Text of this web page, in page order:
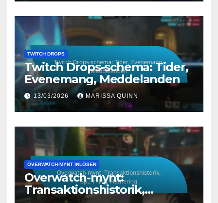
TWITCH DROPS
Twitch Drops-schema: Tider,
Evenemang, Meddelanden
13/03/2026 MARISSA QUINN
ÖVERWATCH-MYNT INLÖSEN
Overwatch-mynt:
Transaktionshistorik,